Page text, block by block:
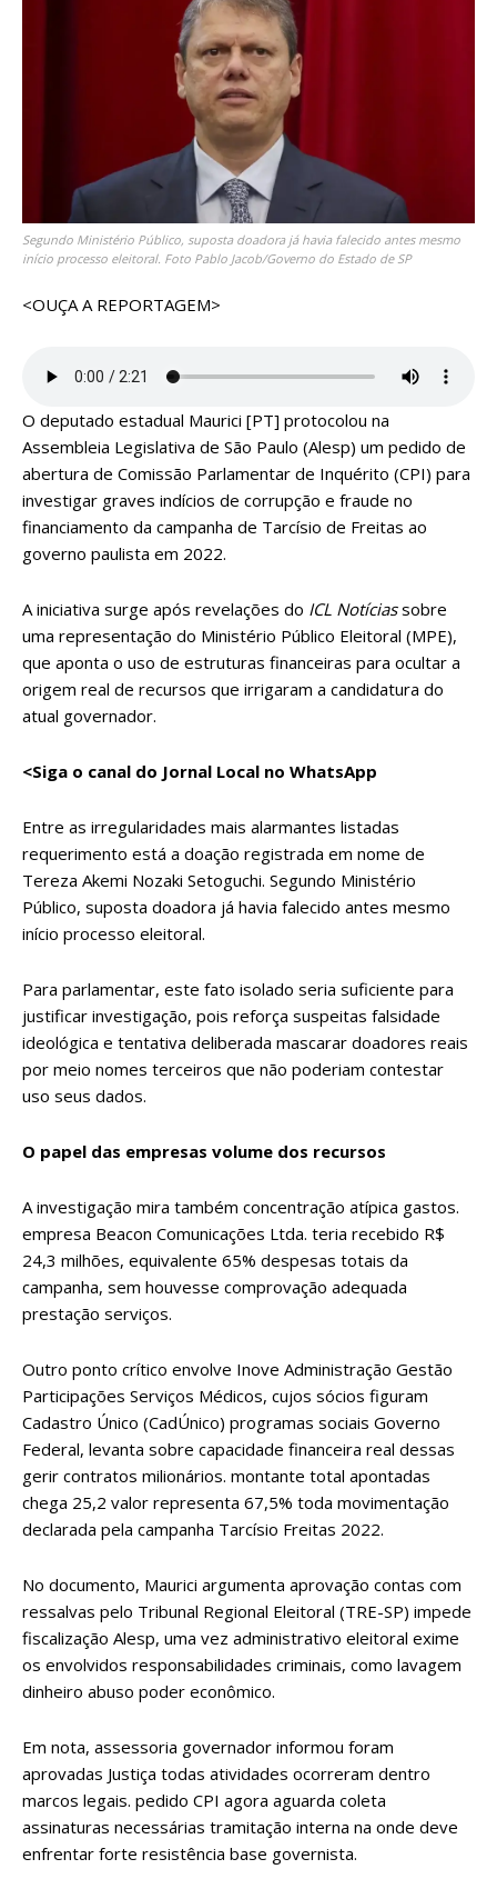
Segundo Ministério Público, suposta doadora já havia falecido antes mesmo
início processo eleitoral. Foto Pablo Jacob/Governo do Estado de SP
<OUÇA A REPORTAGEM>
O deputado estadual Maurici [PT] protocolou na
Assembleia Legislativa de São Paulo (Alesp) um pedido de
abertura de Comissão Parlamentar de Inquérito (CPI) para
investigar graves indícios de corrupção e fraude no
financiamento da campanha de Tarcísio de Freitas ao
governo paulista em 2022.
A iniciativa surge após revelações do ICL Notíciassobre
uma representação do Ministério Público Eleitoral (MPE),
que aponta o uso de estruturas financeiras para ocultar a
origem real de recursos que irrigaram a candidatura do
atual governador.
<Siga o canal do Jornal Local no WhatsApp
Entre as irregularidades mais alarmantes listadas
requerimento está a doação registrada em nome de
Tereza Akemi Nozaki Setoguchi. Segundo Ministério
Público, suposta doadora já havia falecido antes mesmo
início processo eleitoral.
Para parlamentar, este fato isolado seria suficiente para
justificar investigação, pois reforça suspeitas falsidade
ideológica e tentativa deliberada mascarar doadores reais
por meio nomes terceiros que não poderiam contestar
uso seus dados.
O papel das empresas volume dos recursos
A investigação mira também concentração atípica gastos.
empresa Beacon Comunicações Ltda. teria recebido R$
24,3 milhões, equivalente 65% despesas totais da
campanha, sem houvesse comprovação adequada
prestação serviços.
Outro ponto crítico envolve Inove Administração Gestão
Participações Serviços Médicos, cujos sócios figuram
Cadastro Único (CadÚnico) programas sociais Governo
Federal, levanta sobre capacidade financeira real dessas
gerir contratos milionários. montante total apontadas
chega 25,2 valor representa 67,5% toda movimentação
declarada pela campanha Tarcísio Freitas 2022.
No documento, Maurici argumenta aprovação contas com
ressalvas pelo Tribunal Regional Eleitoral (TRE-SP) impede
fiscalização Alesp, uma vez administrativo eleitoral exime
os envolvidos responsabilidades criminais, como lavagem
dinheiro abuso poder econômico.
Em nota, assessoria governador informou foram
aprovadas Justiça todas atividades ocorreram dentro
marcos legais. pedido CPI agora aguarda coleta
assinaturas necessárias tramitação interna na onde deve
enfrentar forte resistência base governista.